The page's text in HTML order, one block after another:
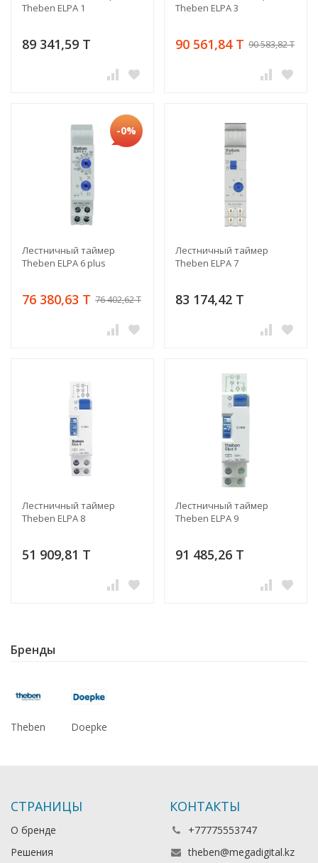
Theben ELPA 1
89 341,59 T
Theben ELPA 3
90 561,84 T 90 583,82 T
-0%
Лестничный таймер
Theben ELPA 6 plus
76 380,63 T 76 402,62 T
Лестничный таймер
Theben ELPA 7
83 174,42 T
Лестничный таймер
Theben ELPA 8
51 909,81 T
Лестничный таймер
Theben ELPA 9
91 485,26 T
Бренды
Theben Doepke
СТРАНИЦЫ
О бренде
Решения
КОНТАКТЫ
+77775553747
theben@megadigital.kz